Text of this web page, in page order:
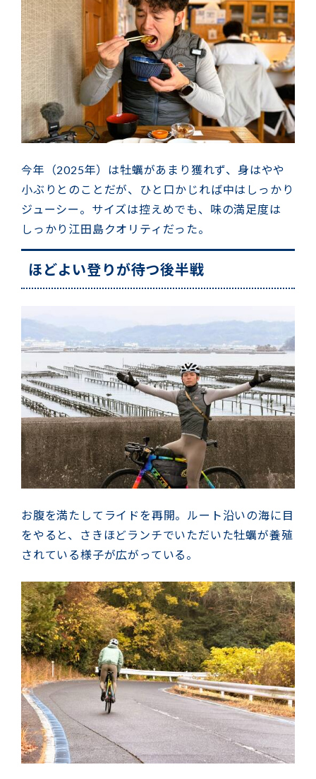
今年（2025年）は牡蠣があまり獲れず、身はやや
小ぶりとのことだが、ひと口かじれば中はしっかり
ジューシー。サイズは控えめでも、味の満足度は
しっかり江田島クオリティだった。
ほどよい登りが待つ後半戦
お腹を満たしてライドを再開。ルート沿いの海に目
をやると、さきほどランチでいただいた牡蠣が養殖
されている様子が広がっている。